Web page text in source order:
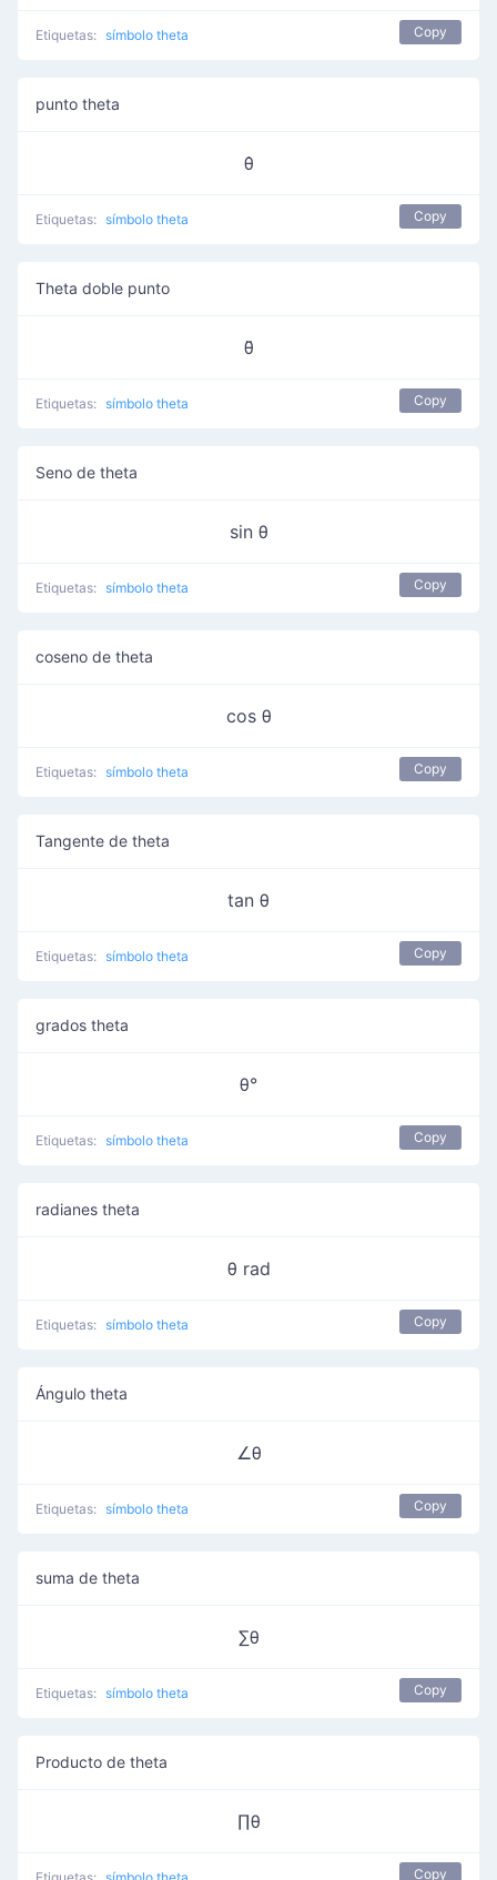
Etiquetas: símbolo theta Copy
punto theta
θ̇
Etiquetas: símbolo theta Copy
Theta doble punto
θ̈
Etiquetas: símbolo theta Copy
Seno de theta
sin θ
Etiquetas: símbolo theta Copy
coseno de theta
cos θ
Etiquetas: símbolo theta Copy
Tangente de theta
tan θ
Etiquetas: símbolo theta Copy
grados theta
θ°
Etiquetas: símbolo theta Copy
radianes theta
θ rad
Etiquetas: símbolo theta Copy
Ángulo theta
∠θ
Etiquetas: símbolo theta Copy
suma de theta
∑θ
Etiquetas: símbolo theta Copy
Producto de theta
∏θ
Copy